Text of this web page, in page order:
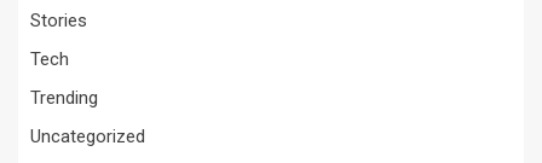
Stories
Tech
Trending
Uncategorized